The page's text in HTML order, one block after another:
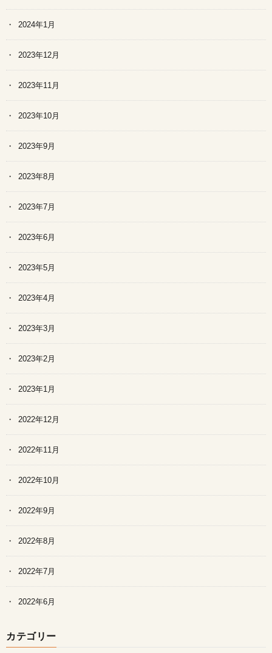
2024年1月
2023年12月
2023年11月
2023年10月
2023年9月
2023年8月
2023年7月
2023年6月
2023年5月
2023年4月
2023年3月
2023年2月
2023年1月
2022年12月
2022年11月
2022年10月
2022年9月
2022年8月
2022年7月
2022年6月
カテゴリー